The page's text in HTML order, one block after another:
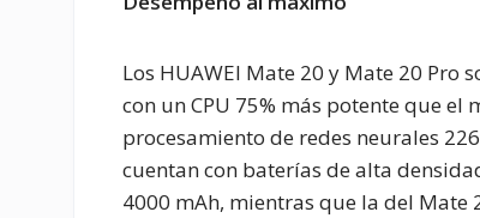
Los HUAWEI Mate 20 y Mate 20
con un CPU 75% más potente que
procesamiento de redes neurales
cuentan con baterías de alta
4000 mAh, mientras que la del Mate